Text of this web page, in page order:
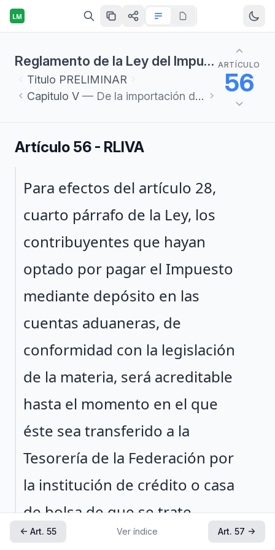
LM
Reglamento de la Ley del Impuesto al Valor Agregado
Titulo PRELIMINAR
Capitulo V — De la importación de bienes y servicios
ARTÍCULO
56
Artículo 56 - RLIVA
Párrafo 1
Para efectos del artículo 28,
cuarto párrafo de la Ley, los
contribuyentes que hayan
optado por pagar el Impuesto
mediante depósito en las
cuentas aduaneras, de
conformidad con la legislación
de la materia, será acreditable
hasta el momento en el que
éste sea transferido a la
Tesorería de la Federación por
la institución de crédito o casa
de bolsa de que se trate.
Artículo reformado DOF 25-09-2014
← Art. 55 Ver índice Art. 57 →